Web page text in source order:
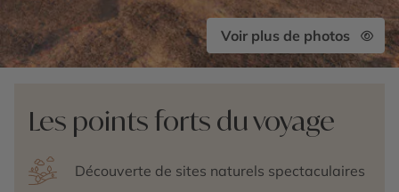
Voir plus de photos
Les points forts du voyage
Découverte de sites naturels spectaculaires